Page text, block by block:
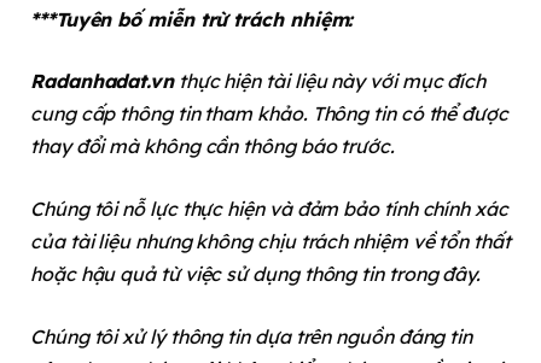
***Tuyên bố miễn trừ trách nhiệm:
Radanhadat.vnthực hiện tài liệu này với mục đích
cung cấp thông tin tham khảo. Thông tin có thể được
thay đổi mà không cần thông báo trước.
Chúng tôi nỗ lực thực hiện và đảm bảo tính chính xác
của tài liệu nhưng không chịu trách nhiệm về tổn thất
hoặc hậu quả từ việc sử dụng thông tin trong đây.
Chúng tôi xử lý thông tin dựa trên nguồn đáng tin